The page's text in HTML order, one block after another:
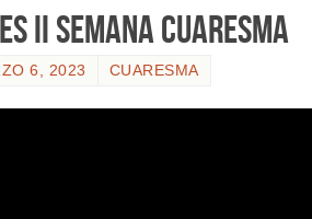
II semana Cuaresma
6, 2023 CUARESMA